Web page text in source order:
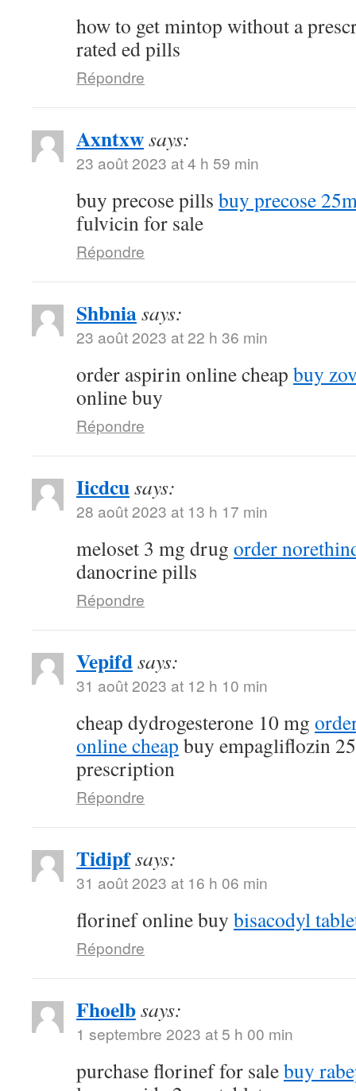
how to get mintop without a
rated ed pills
Répondre
Axntxwsays:
23 août 2023 at 4 h 59 min
buy precose pills buy precose
fulvicin for sale
Répondre
Shbniasays:
23 août 2023 at 22 h 36 min
order aspirin online cheap buy
online buy
Répondre
Iicdcusays:
28 août 2023 at 13 h 17 min
meloset 3 mg drug order
danocrine pills
Répondre
Vepifdsays:
31 août 2023 at 12 h 10 min
cheap dydrogesterone 10 mg
online cheap buy empagliflozin
prescription
Répondre
Tidipfsays:
31 août 2023 at 16 h 06 min
florinef online buy bisacodyl
Répondre
Fhoelbsays:
1 septembre 2023 at 5 h 00 min
purchase florinef for salebuy